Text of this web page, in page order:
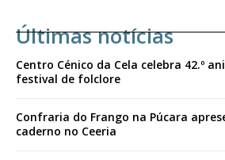
Últimas notícias
Centro Cénico da Cela celebra 42.º
festival de folclore
Confraria do Frango na Púcara
caderno no Ceeria